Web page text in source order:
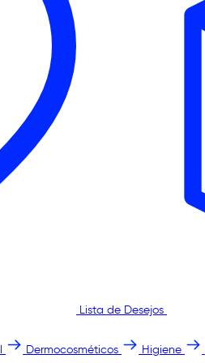
Lista de Desejos
Dermocosméticos Higiene